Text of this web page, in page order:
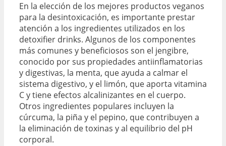
En la elección de los mejores productos veganos
para la desintoxicación, es importante prestar
atención a los ingredientes utilizados en los
detoxifier drinks. Algunos de los componentes
más comunes y beneficiosos son el jengibre,
conocido por sus propiedades antiinflamatorias
y digestivas, la menta, que ayuda a calmar el
sistema digestivo, y el limón, que aporta vitamina
C y tiene efectos alcalinizantes en el cuerpo.
Otros ingredientes populares incluyen la
cúrcuma, la piña y el pepino, que contribuyen a
la eliminación de toxinas y al equilibrio del pH
corporal.